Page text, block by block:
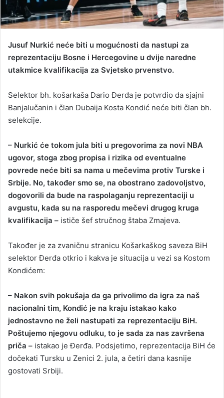
Jusuf Nurkić neće biti u mogućnosti da nastupi za
reprezentaciju Bosne i Hercegovine u dvije naredne
utakmice kvalifikacija za Svjetsko prvenstvo.
Selektor bh. košarkaša Dario Đerđa je potvrdio da sjajni
Banjalučanin i član Dubaija Kosta Kondić neće biti član bh.
selekcije.
– Nurkić će tokom jula biti u pregovorima za novi NBA
ugovor, stoga zbog propisa i rizika od eventualne
povrede neće biti sa nama u mečevima protiv Turske i
Srbije. No, također smo se, na obostrano zadovoljstvo,
dogovorili da bude na raspolaganju reprezentaciji u
avgustu, kada su na rasporedu mečevi drugog kruga
kvalifikacija – ističe šef stručnog štaba Zmajeva.
Također je za zvaničnu stranicu Košarkaškog saveza BiH
selektor Đerđa otkrio i kakva je situacija u vezi sa Kostom
Kondićem:
– Nakon svih pokušaja da ga privolimo da igra za naš
nacionalni tim, Kondić je na kraju istakao kako
jednostavno ne želi nastupati za reprezentaciju BiH.
Poštujemo njegovu odluku, to je sada za nas završena
priča – istakao je Đerđa. Podsjetimo, reprezentacija BiH će
dočekati Tursku u Zenici 2. jula, a četiri dana kasnije
gostovati Srbiji.